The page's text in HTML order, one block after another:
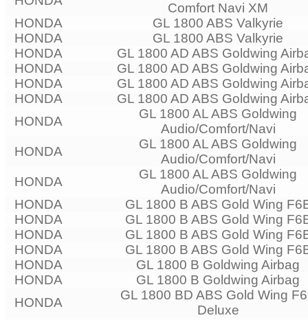
Comfort Navi XM
HONDA
GL 1800 ABS Valkyrie
HONDA
GL 1800 ABS Valkyrie
HONDA
GL 1800 AD ABS Goldwing
HONDA
GL 1800 AD ABS Goldwing
HONDA
GL 1800 AD ABS Goldwing
HONDA
GL 1800 AD ABS Goldwing
HONDA
GL 1800 AL ABS Goldwing
Audio/Comfort/Navi
HONDA
GL 1800 AL ABS Goldwing
Audio/Comfort/Navi
HONDA
GL 1800 AL ABS Goldwing
Audio/Comfort/Navi
HONDA
GL 1800 B ABS Gold Wing
HONDA
GL 1800 B ABS Gold Wing
HONDA
GL 1800 B ABS Gold Wing
HONDA
GL 1800 B ABS Gold Wing
HONDA
GL 1800 B Goldwing Airbag
HONDA
GL 1800 B Goldwing Airbag
HONDA
GL 1800 BD ABS Gold Wing
Deluxe